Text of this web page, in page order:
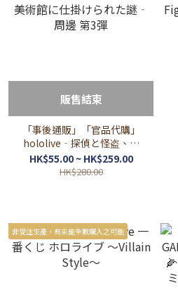
販售結束
「事後通販」「官品代購」
hololive‐探偵と怪盗、美
術館に仕掛けられた謎‐ 周
邊 第3彈
HK$55.00 ~ HK$259.00
HK$280.00
非受注生產，有未能全數購入之可能